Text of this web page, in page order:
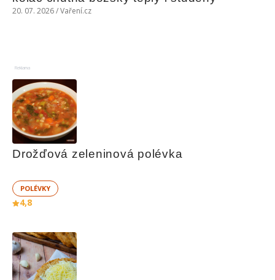
20. 07. 2026 / Vaření.cz
Reklama
Drožďová zeleninová polévka
POLÉVKY
4,8